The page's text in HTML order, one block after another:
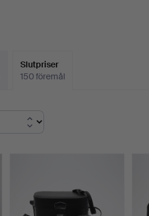
Slutpriser
150 föremål